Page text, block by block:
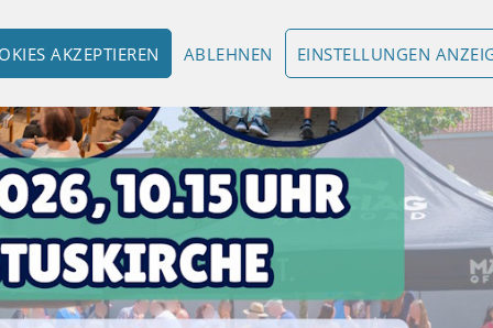
AKZEPTIEREN ABLEHNEN EINSTELLUNGEN